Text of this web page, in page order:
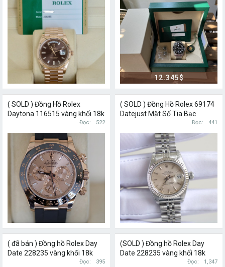
12.345$
( SOLD ) Đồng Hồ Rolex
Daytona 116515 vàng khối 18k
Mặt Số Hồng Cọc Số Kim
Cương Baguette
Đọc 522
( SOLD ) Đồng Hồ Rolex 69174
Datejust Mặt Số Tia Bạc
Đọc 441
( đã bán ) Đồng hồ Rolex Day
Date 228235 vàng khối 18k
mặt karo nâu chocolate size
Đọc 395
(SOLD ) Đồng hồ Rolex Day
Date 228235 vàng khối 18k
mặt karo nâu chocolate size
Đọc 1,347